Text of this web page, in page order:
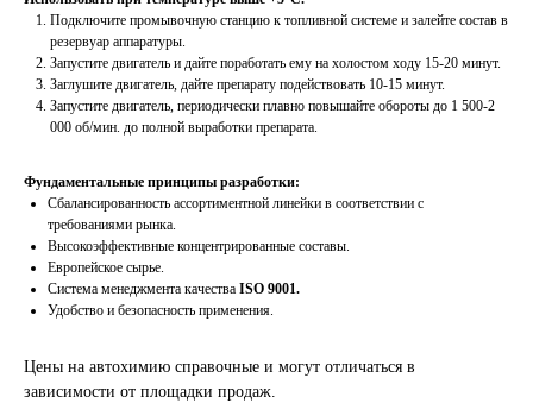
Подключите промывочную станцию к топливной системе и залейте состав в
резервуар аппаратуры.
Запустите двигатель и дайте поработать ему на холостом ходу 15-20 минут.
Заглушите двигатель, дайте препарату подействовать 10-15 минут.
Запустите двигатель, периодически плавно повышайте обороты до 1 500-2
000 об/мин. до полной выработки препарата.
Фундаментальные принципы разработки:
Сбалансированность ассортиментной линейки в соответствии с
требованиями рынка.
Высокоэффективные концентрированные составы.
Европейское сырье.
Система менеджмента качества ISO 9001.
Удобство и безопасность применения.
Цены на автохимию справочные и могут отличаться в
зависимости от площадки продаж.